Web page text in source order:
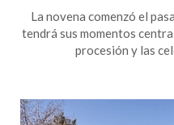
La novena comenzó el
tendrá sus momentos
procesión y las